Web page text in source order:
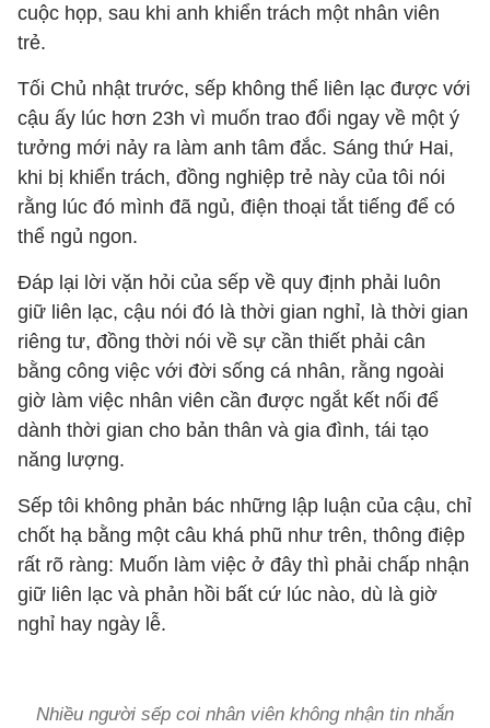
cuộc họp, sau khi anh khiển trách một nhân viên
trẻ.
Tối Chủ nhật trước, sếp không thể liên lạc được với
cậu ấy lúc hơn 23h vì muốn trao đổi ngay về một ý
tưởng mới nảy ra làm anh tâm đắc. Sáng thứ Hai,
khi bị khiển trách, đồng nghiệp trẻ này của tôi nói
rằng lúc đó mình đã ngủ, điện thoại tắt tiếng để có
thể ngủ ngon.
Đáp lại lời vặn hỏi của sếp về quy định phải luôn
giữ liên lạc, cậu nói đó là thời gian nghỉ, là thời gian
riêng tư, đồng thời nói về sự cần thiết phải cân
bằng công việc với đời sống cá nhân, rằng ngoài
giờ làm việc nhân viên cần được ngắt kết nối để
dành thời gian cho bản thân và gia đình, tái tạo
năng lượng.
Sếp tôi không phản bác những lập luận của cậu, chỉ
chốt hạ bằng một câu khá phũ như trên, thông điệp
rất rõ ràng: Muốn làm việc ở đây thì phải chấp nhận
giữ liên lạc và phản hồi bất cứ lúc nào, dù là giờ
nghỉ hay ngày lễ.
Nhiều người sếp coi nhân viên không nhận tin nhắn